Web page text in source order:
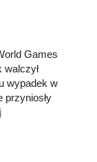
Games
walczył
wypadek w
przyniosły